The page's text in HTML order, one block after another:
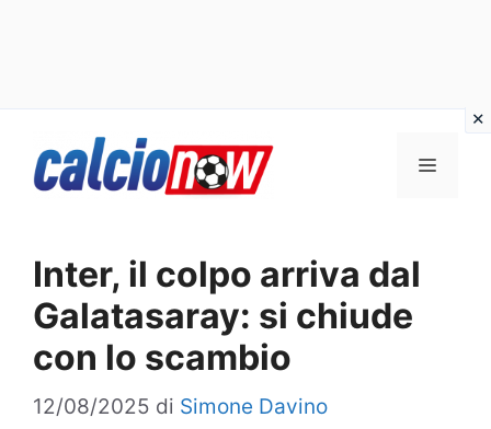
Menu
Inter, il colpo arriva dal
Galatasaray: si chiude
con lo scambio
12/08/2025 di Simone Davino